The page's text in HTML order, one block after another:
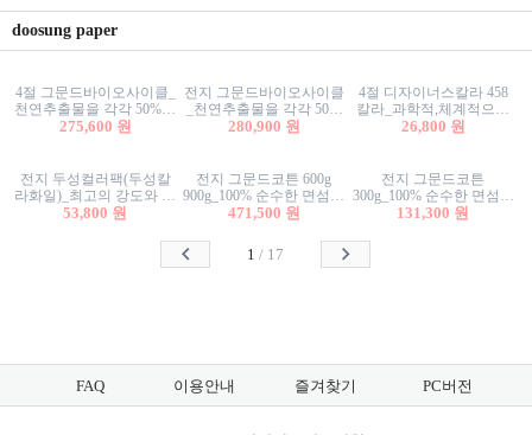
doosung paper
4절 그문드바이오사이클_
천연추출물을 각각 50%이
상 함유한 친환경그래픽
275,600 원
전지 그문드바이오사이클
_천연추출물을 각각 50%
이상 함유한 친환경그래
280,900 원
4절 디자이너스칼라 458
칼라_과학적,체계적으로
분류된 200색을 갖춘 색지
26,800 원
전지 두성컬러팩(두성칼
라화일)_최고의 강도와 평
활성을 지닌 다양한 컬러
53,800 원
전지 그문드코튼 600g
900g_100% 순수한 면섬유
로 만든 친환경프리미엄
471,500 원
전지 그문드코튼
300g_100% 순수한 면섬유
로 만든 친환경프리미엄
131,300 원
1 / 17
FAQ 이용안내 즐겨찾기 PC버전